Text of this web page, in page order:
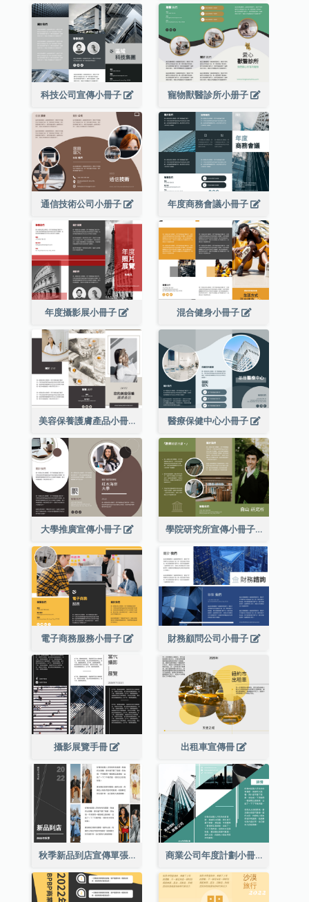
科技公司宣傳小冊子 寵物獸醫診所小册子
通信技術公司小册子 年度商務會議小冊子
年度攝影展小冊子 混合健身小冊子
美容保養護膚產品小冊子 醫療保健中心小冊子
大學推廣宣傳小冊子 學院研究所宣傳小冊子
電子商務服務小冊子 財務顧問公司小冊子
攝影展覽手冊 出租車宣傳冊
秋季新品到店宣傳單張(附圖) 商業公司年度計劃小冊子